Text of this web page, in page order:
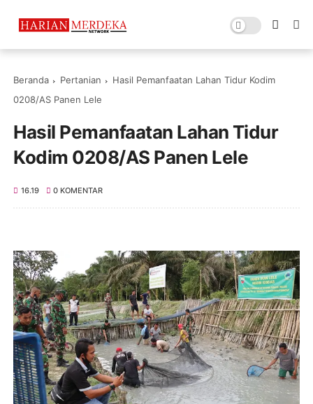
Beranda Pertanian
Hasil Pemanfaatan Lahan Tidur Kodim
0208/AS Panen Lele
Hasil Pemanfaatan Lahan Tidur
Kodim 0208/AS Panen Lele
16.19 0 KOMENTAR